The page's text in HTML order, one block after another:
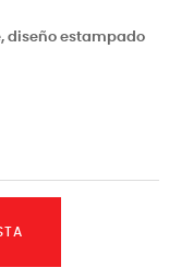
diseño estampado